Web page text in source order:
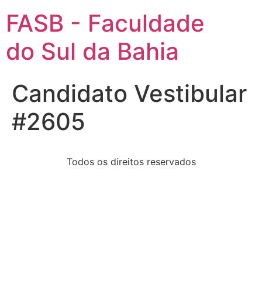
FASB - Faculdade
do Sul da Bahia
Candidato Vestibular
#2605
Todos os direitos reservados